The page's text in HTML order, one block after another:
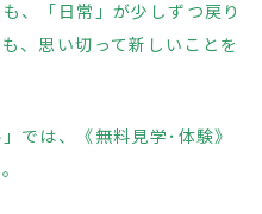
、「日常」が少しずつ戻り
、思い切って新しいことを
では、《無料見学･体験》